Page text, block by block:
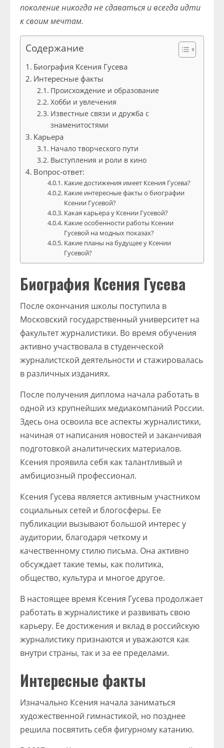
поколение никогда не сдаваться и всегда идти
к своим мечтам.
Содержание
Биография Ксения Гусева
Интересные факты
Происхождение и образование
Хобби и увлечения
Известные связи и дружба с
знаменитостями
Карьера
Начало творческого пути
Выступления и роли в кино
Вопрос-ответ:
Какие достижения имеет Ксения Гусева?
Какие интересные факты о биографии
Ксении Гусевой?
Какая карьера у Ксении Гусевой?
Какие особенности работы Ксении
Гусевой на модных показах?
Какие планы на будущее у Ксении
Гусевой?
Биография Ксения Гусева
После окончания школы поступила в
Московский государственный университет на
факультет журналистики. Во время обучения
активно участвовала в студенческой
журналистской деятельности и стажировалась
в различных изданиях.
После получения диплома начала работать в
одной из крупнейших медиакомпаний России.
Здесь она освоила все аспекты журналистики,
начиная от написания новостей и заканчивая
подготовкой аналитических материалов.
Ксения проявила себя как талантливый и
амбициозный профессионал.
Ксения Гусева является активным участником
социальных сетей и блогосферы. Ее
публикации вызывают большой интерес у
аудитории, благодаря четкому и
качественному стилю письма. Она активно
обсуждает такие темы, как политика,
общество, культура и многое другое.
В настоящее время Ксения Гусева продолжает
работать в журналистике и развивать свою
карьеру. Ее достижения и вклад в российскую
журналистику признаются и уважаются как
внутри страны, так и за ее пределами.
Интересные факты
Изначально Ксения начала заниматься
художественной гимнастикой, но позднее
решила посвятить себя фигурному катанию.